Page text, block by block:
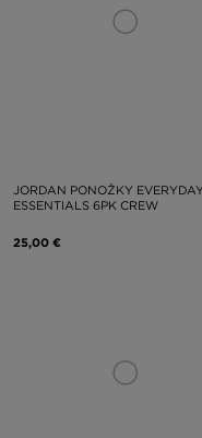
JORDAN PONOŽKY
ESSENTIALS 6PK CREW
25,00 €